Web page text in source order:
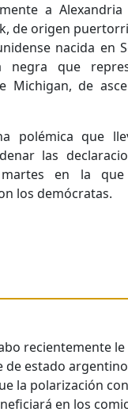
a Alexandria
de origen
nacida en
negra que
Michigan, de
polémica que
las
en la
los demócratas.